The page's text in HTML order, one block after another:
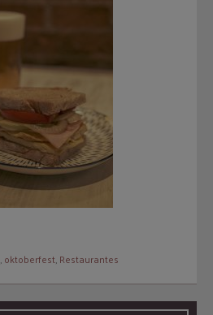
,oktoberfest,Restaurantes